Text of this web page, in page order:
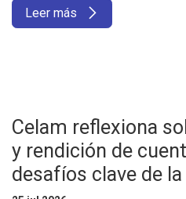
Leer más
Celam reflexiona
y rendición de
desafíos clave de